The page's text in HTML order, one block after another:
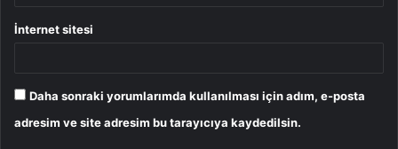
İnternet sitesi
Daha sonraki yorumlarımda kullanılması için adım, e-posta
adresim ve site adresim bu tarayıcıya kaydedilsin.